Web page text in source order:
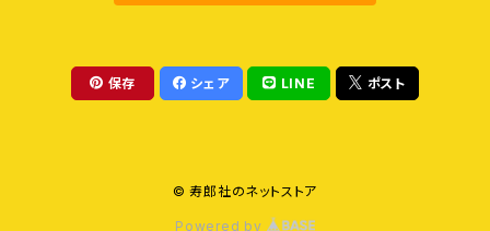
農業・食
保存 シェア LINE ポスト
© 寿郎社のネットストア
Powered by